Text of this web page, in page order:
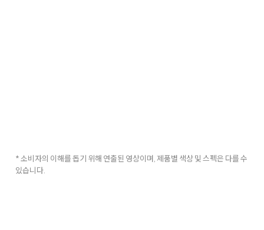
* 소비자의 이해를 돕기 위해 연출된 영상이며, 제품별 색상 및 스펙은 다를 수
있습니다.